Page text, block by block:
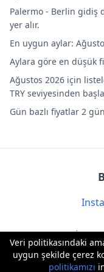
Veri politikasındaki
uygun şekilde çerez
politikamızı
Palermo - Berlin gidiş
yer alır.
En uygun aylar:
Aylara göre en düşük
Ağustos 2026 için
TRY seviyesinden
Gün bazlı fiyatlar 2